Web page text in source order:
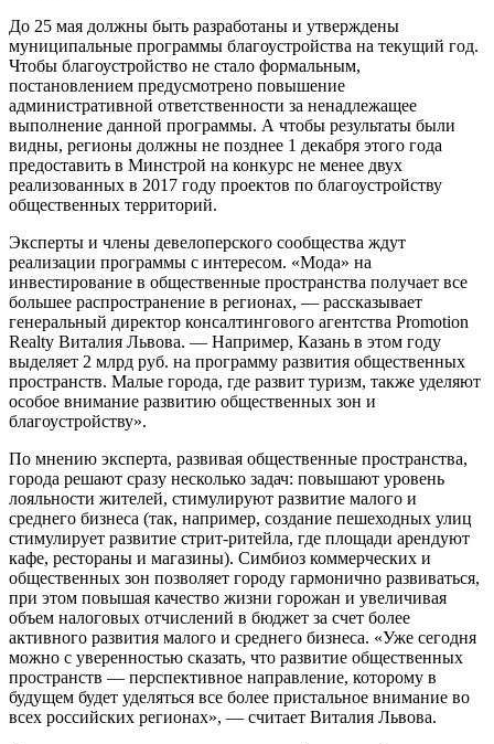
До 25 мая должны быть разработаны и утверждены
муниципальные программы благоустройства на текущий год.
Чтобы благоустройство не стало формальным,
постановлением предусмотрено повышение
административной ответственности за ненадлежащее
выполнение данной программы. А чтобы результаты были
видны, регионы должны не позднее 1 декабря этого года
предоставить в Минстрой на конкурс не менее двух
реализованных в 2017 году проектов по благоустройству
общественных территорий.
Эксперты и члены девелоперского сообщества ждут
реализации программы с интересом. «Мода» на
инвестирование в общественные пространства получает все
большее распространение в регионах, — рассказывает
генеральный директор консалтингового агентства Promotion
Realty Виталия Львова. — Например, Казань в этом году
выделяет 2 млрд руб. на программу развития общественных
пространств. Малые города, где развит туризм, также уделяют
особое внимание развитию общественных зон и
благоустройству».
По мнению эксперта, развивая общественные пространства,
города решают сразу несколько задач: повышают уровень
лояльности жителей, стимулируют развитие малого и
среднего бизнеса (так, например, создание пешеходных улиц
стимулирует развитие стрит-ритейла, где площади арендуют
кафе, рестораны и магазины). Симбиоз коммерческих и
общественных зон позволяет городу гармонично развиваться,
при этом повышая качество жизни горожан и увеличивая
объем налоговых отчислений в бюджет за счет более
активного развития малого и среднего бизнеса. «Уже сегодня
можно с уверенностью сказать, что развитие общественных
пространств — перспективное направление, которому в
будущем будет уделяться все более пристальное внимание во
всех российских регионах», — считает Виталия Львова.